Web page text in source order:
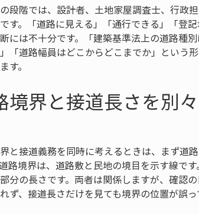
段階では、設計者、土地家屋調査士、行政
す。「道路に見える」「通行できる」「登
には不十分です。「建築基準法上の道路種
「道路幅員はどこからどこまでか」という
す。
境界と接道長さを別
と接道義務を同時に考えるときは、まず道
路境界は、道路敷と民地の境目を示す線で
分の長さです。両者は関係しますが、確認
ず、接道長さだけを見ても境界の位置が誤っ